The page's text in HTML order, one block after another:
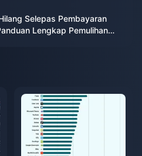
Selepas Pembayaran
Lengkap Pemulihan